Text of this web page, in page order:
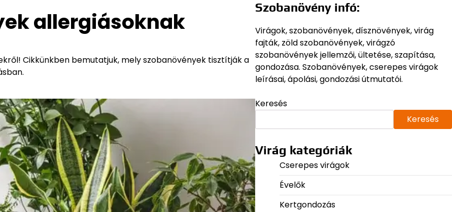
allergiásoknak
Cikkünkben bemutatjuk, mely szobanövények tisztítják a
Szobanövény infó:
Virágok, szobanövények, dísznövények, virág
fajták, zöld szobanövények, virágzó
szobanövények jellemzői, ültetése, szapítása,
gondozása. Szobanövények, cserepes virágok
leírásai, ápolási, gondozási útmutatói.
Keresés
Keresés
Virág kategóriák
Cserepes virágok
Évelők
Kertgondozás